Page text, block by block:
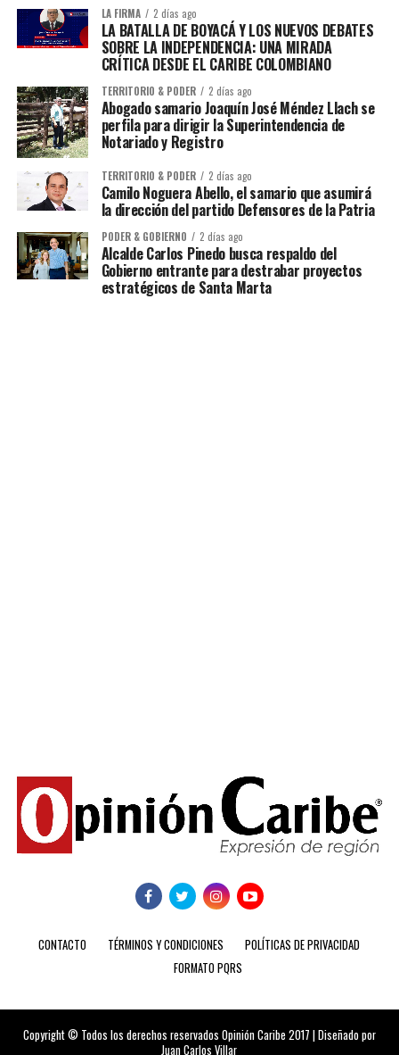
LA FIRMA 2 días ago
LA BATALLA DE BOYACÁ Y LOS NUEVOS DEBATES
SOBRE LA INDEPENDENCIA: UNA MIRADA
CRÍTICA DESDE EL CARIBE COLOMBIANO
TERRITORIO & PODER 2 días ago
Abogado samario Joaquín José Méndez Llach se
perfila para dirigir la Superintendencia de
Notariado y Registro
TERRITORIO & PODER 2 días ago
Camilo Noguera Abello, el samario que asumirá
la dirección del partido Defensores de la Patria
PODER & GOBIERNO 2 días ago
Alcalde Carlos Pinedo busca respaldo del
Gobierno entrante para destrabar proyectos
estratégicos de Santa Marta
CONTACTO TÉRMINOS Y CONDICIONES
POLÍTICAS DE PRIVACIDAD
FORMATO PQRS
Copyright © Todos los derechos reservados Opinión Caribe 2017 | Diseñado por
Juan Carlos Villar